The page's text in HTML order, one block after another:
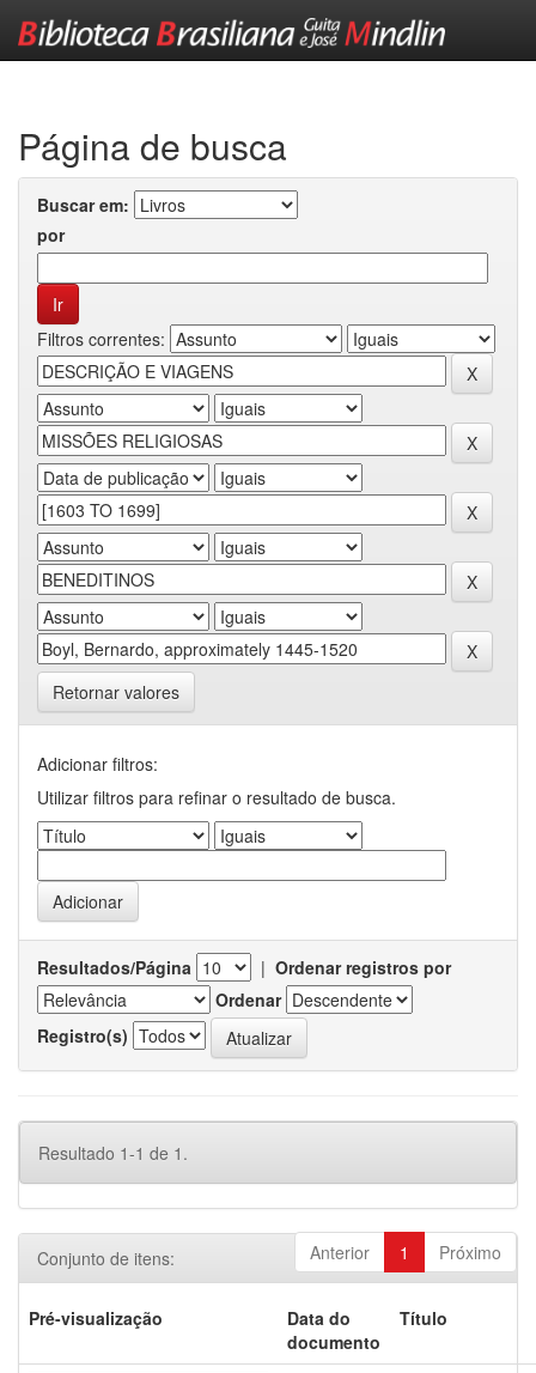
Página de busca
Buscar em:
por
Filtros correntes:
Retornar valores
Adicionar filtros:
Utilizar filtros para refinar o resultado de busca.
Resultados/Página | Ordenar registros por
Ordenar
Registro(s)
Resultado 1-1 de 1.
Anterior 1 Próximo
Conjunto de itens:
Pré-visualização
Data do
documento
Título